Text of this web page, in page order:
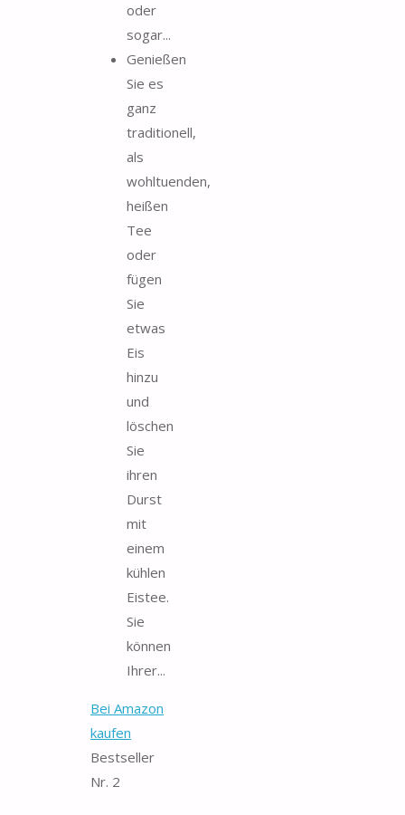
oder
sogar...
Genießen
Sie es
ganz
traditionell,
als
wohltuenden,
heißen
Tee
oder
fügen
Sie
etwas
Eis
hinzu
und
löschen
Sie
ihren
Durst
mit
einem
kühlen
Eistee.
Sie
können
Ihrer...
Bei Amazon
kaufen
Bestseller
Nr. 2